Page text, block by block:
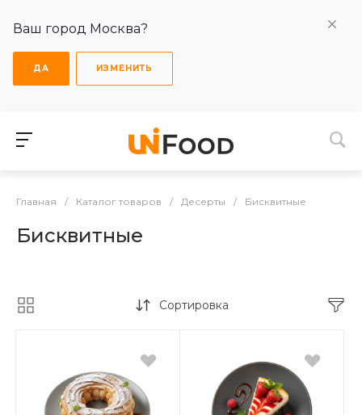
Ваш город Москва?
ДА ИЗМЕНИТЬ
Главная / Каталог товаров / Десерты / Бисквитные
Бисквитные
Сортировка